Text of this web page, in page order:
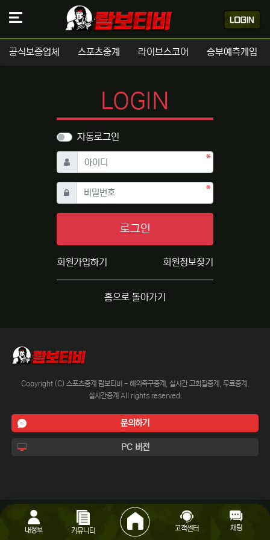
공식보증업체 스포츠중계 라이브스코어 승부예측게임
LOGIN
자동로그인
아이디 필수
비밀번호필수
로그인
회원가입하기 회원정보찾기
홈으로 돌아가기
Copyright (C) 스포츠중계 람보티비 - 해외축구중계, 실시간 고화질중계, 무료중계,
실시간중계 All rights reserved.
문의하기
PC 버전
내정보 커뮤니티 고객센터 채팅